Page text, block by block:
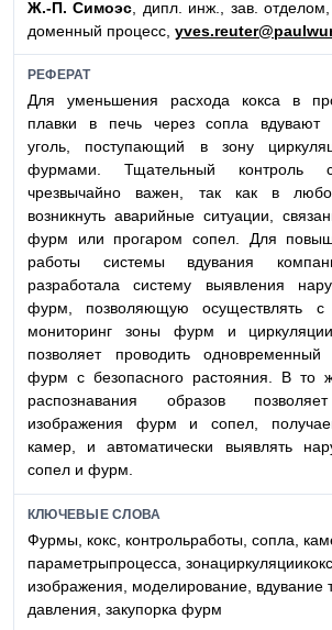
Ж.-П. Симоэс , дипл. инж., зав.
доменный процесс,
РЕФЕРАТ
Для уменьшения расхода кокса в
плавки в печь через сопла вдувают
уголь, поступающий в зону
фурмами. Тщательный контроль
чрезвычайно важен, так как в
возникнуть аварийные ситуации,
фурм или прогаром сопел. Для
работы системы вдувания
разработала систему выявления
фурм, позволяющую осуществлять
мониторинг зоны фурм и
позволяет проводить одновременный
фурм с безопасного растояния. В то
распознавания образов
изображения фурм и сопел,
камер, и автоматически выявлять
сопел и фурм.
КЛЮЧЕВЫЕ СЛОВА
Фурмы, кокс, контрольработы, сопла,
параметрыпроцесса,
изображения, моделирование, вдувание
давления, закупорка фурм